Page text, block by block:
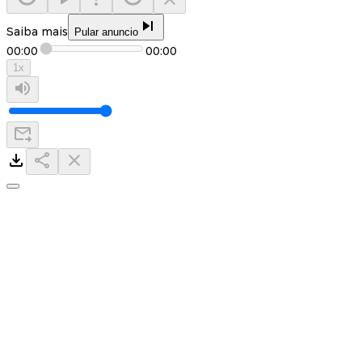
Saiba mais Pular anuncio
00:00 00:00
1x